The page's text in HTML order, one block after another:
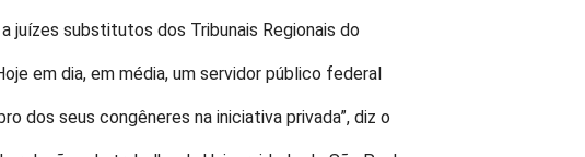
juízes substitutos dos Tribunais Regionais do
em dia, em média, um servidor público federal
dos seus congêneres na iniciativa privada”, diz o